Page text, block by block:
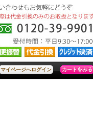
マイページへログイン カートをみる